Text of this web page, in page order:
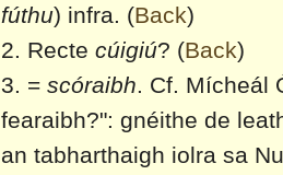
fúthu) infra. (Back)
Recte cúigiú? (Back)
= scóraibh. Cf. Mícheál
fearaibh?": gnéithe de
an tabharthaigh iolra sa